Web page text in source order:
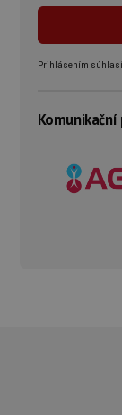
Prihlásením